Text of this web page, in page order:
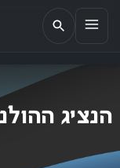
אתר הבית של
הנציג